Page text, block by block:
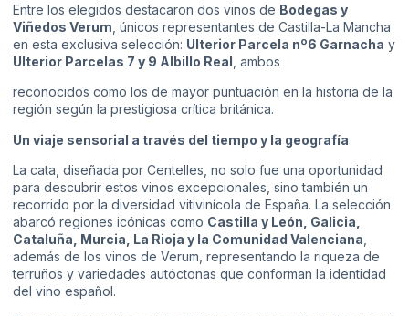
Entre los elegidos destacaron dos vinos de Bodegas y
Viñedos Verum , únicos representantes de Castilla-La Mancha
en esta exclusiva selección: Ulterior Parcela nº6 Garnacha y
Ulterior Parcelas 7 y 9 Albillo Real , ambos
reconocidos como los de mayor puntuación en la historia de la
región según la prestigiosa crítica británica.
Un viaje sensorial a través del tiempo y la geografía
La cata, diseñada por Centelles, no solo fue una oportunidad
para descubrir estos vinos excepcionales, sino también un
recorrido por la diversidad vitivinícola de España. La selección
abarcó regiones icónicas como Castilla y León, Galicia,
Cataluña, Murcia, La Rioja y la Comunidad Valenciana
además de los vinos de Verum, representando la riqueza de
terruños y variedades autóctonas que conforman la identidad
del vino español.